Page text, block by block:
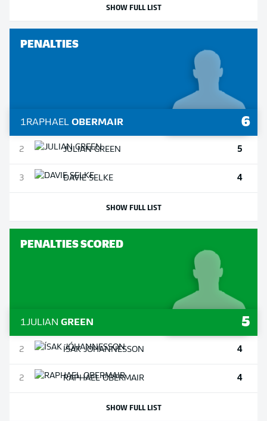
SHOW FULL LIST
PENALTIES
1RAPHAEL OBERMAIR 6
2 JULIANGREEN 5
3 DAVIESELKE 4
SHOW FULL LIST
PENALTIES SCORED
1JULIAN GREEN 5
2 ÍSAKJÓHANNESSON 4
2 RAPHAELOBERMAIR 4
SHOW FULL LIST